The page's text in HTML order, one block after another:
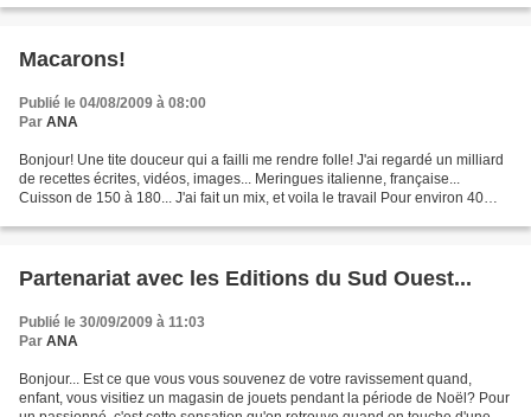
Macarons!
Publié le 04/08/2009 à 08:00
Par ANA
Bonjour! Une tite douceur qui a failli me rendre folle! J'ai regardé un milliard
de recettes écrites, vidéos, images... Meringues italienne, française...
Cuisson de 150 à 180... J'ai fait un mix, et voila le travail Pour environ 40
Partenariat avec les Editions du Sud Ouest...
Publié le 30/09/2009 à 11:03
Par ANA
Bonjour... Est ce que vous vous souvenez de votre ravissement quand,
enfant, vous visitiez un magasin de jouets pendant la période de Noël? Pour